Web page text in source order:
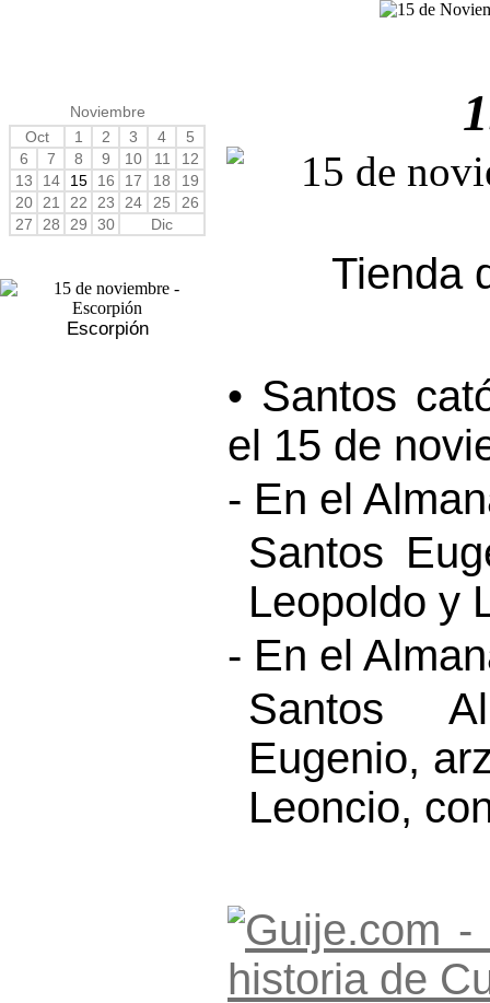
Noviembre
Oct
1 2 3 4
5
6
7 8 9 10 11
12
13
14 15 16 17 18
19
20
21 22 23 24 25
26
27
28 29 30 Dic
Escorpión
Tienda
• Santos
el 15 de
- En el
Santos
Leopoldo y
- En el
Santos
Eugenio,
Leoncio,